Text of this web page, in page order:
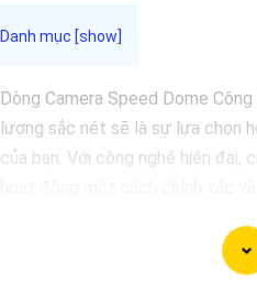
Dòng Camera Speed Dome
lượng sắc nét sẽ là sự lựa chọn
của bạn. Với công nghệ hiện đại,
giúp tăng cường hiệu quả giám
Hãy chọn Camera Speed Dome